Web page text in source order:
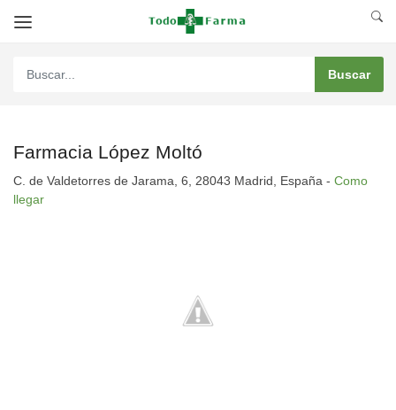
Farmacia López Moltó
C. de Valdetorres de Jarama, 6, 28043 Madrid, España - Como
llegar